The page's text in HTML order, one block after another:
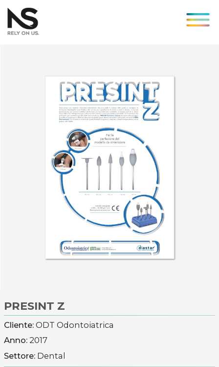
PRESINT Z
Cliente: ODT Odontoiatrica
Anno: 2017
Settore: Dental